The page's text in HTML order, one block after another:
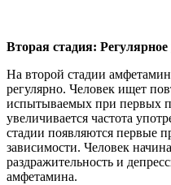
Вторая стадия: Регулярное
На второй стадии амфетамин
регулярно. Человек ищет
испытываемых при первых
увеличивается частота
стадии появляются первые
зависимости. Человек
раздражительность и
амфетамина.